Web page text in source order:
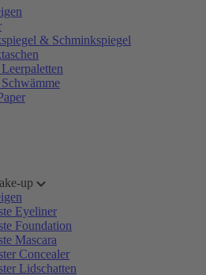
& Schminkspiegel
up
Eyeliner
Foundation
Mascara
Concealer
Lidschatten